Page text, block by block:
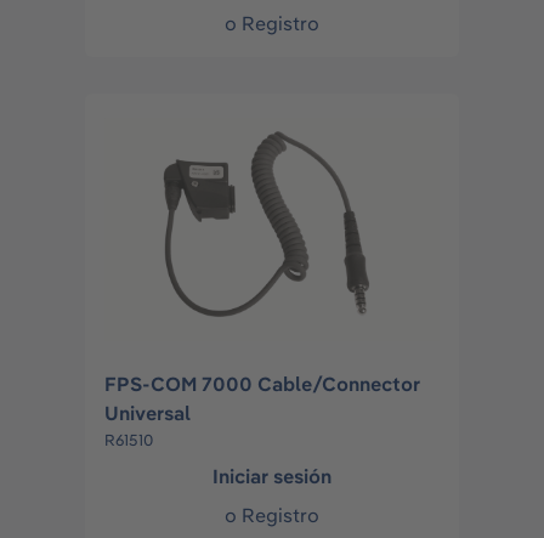
o Registro
FPS-COM 7000 Cable/Connector
Universal
R61510
Iniciar sesión
o Registro